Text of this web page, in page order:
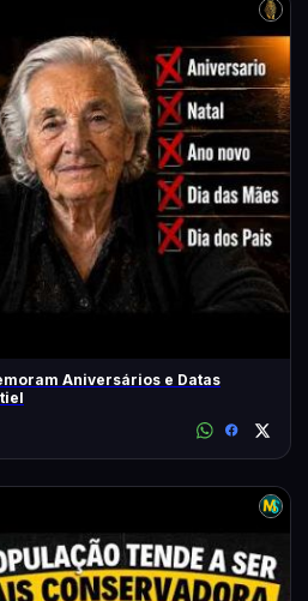
Aniversários e Datas